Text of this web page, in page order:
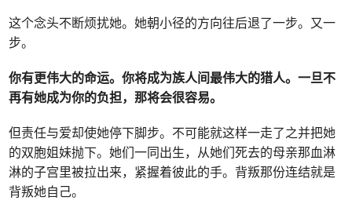
这个念头不断烦扰她。她朝小径的方向往后退了一步。又一
步。
你有更伟大的命运。你将成为族人间最伟大的猎人。一旦不
再有她成为你的负担，那将会很容易。
但责任与爱却使她停下脚步。不可能就这样一走了之并把她
的双胞姐妹抛下。她们一同出生，从她们死去的母亲那血淋
淋的子宫里被拉出来，紧握着彼此的手。背叛那份连结就是
背叛她自己。